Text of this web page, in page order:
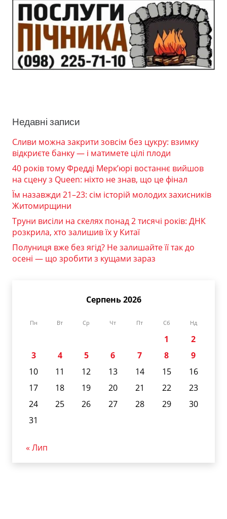
Недавні записи
Сливи можна закрити зовсім без цукру: взимку
відкриєте банку — і матимете цілі плоди
40 років тому Фредді Мерк’юрі востаннє вийшов
на сцену з Queen: ніхто не знав, що це фінал
Їм назавжди 21–23: сім історій молодих захисників
Житомирщини
Труни висіли на скелях понад 2 тисячі років: ДНК
розкрила, хто залишив їх у Китаї
Полуниця вже без ягід? Не залишайте її так до
осені — що зробити з кущами зараз
Серпень 2026
Пн Вт Ср Чт Пт Сб Нд
1
2
3
4 5 6 7 8
9
10
11 12 13 14 15
16
17
18 19 20 21 22
23
24
25 26 27 28 29
30
31
« Лип